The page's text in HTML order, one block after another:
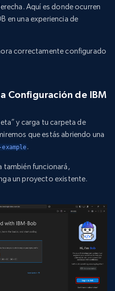
Aquí es donde ocurren
en una experiencia de
correctamente configurado
Configuración de IBM
y carga tu carpeta de
que estás abriendo una
.
también funcionará,
un proyecto existente.